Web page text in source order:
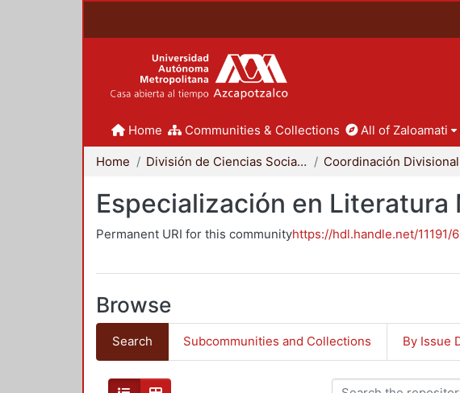
Home Communities & Collections All of Zaloamati
Home División de Ciencias Sociales y Humanidades
Especialización en Literatura
Permanent URI for this communityhttps://hdl.handle.net/11191/
Browse
Search Subcommunities and Collections By Issue